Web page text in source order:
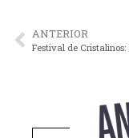
ANTERIOR